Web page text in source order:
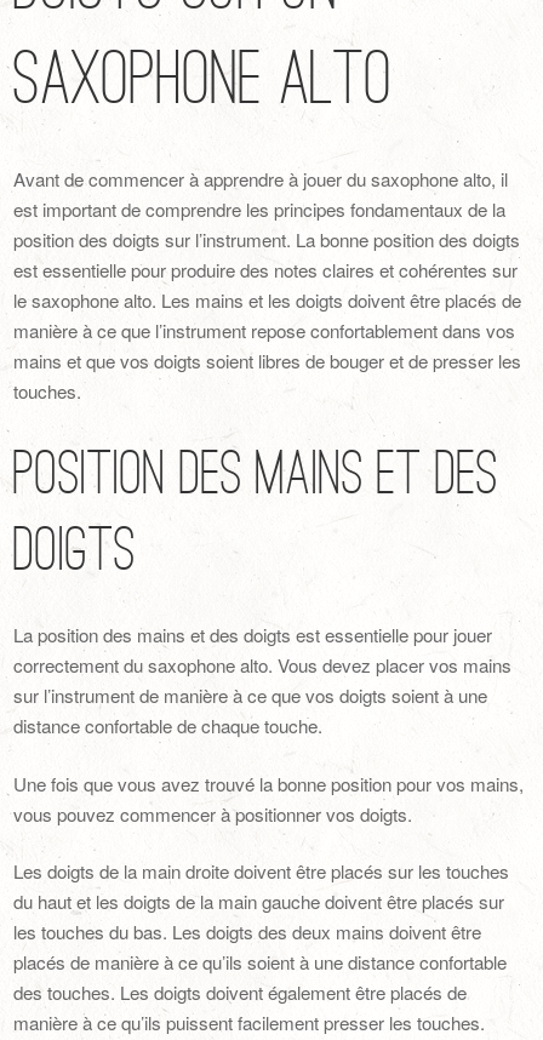
Saxophone Alto
Avant de commencer à apprendre à jouer du saxophone alto, il
est important de comprendre les principes fondamentaux de la
position des doigts sur l’instrument. La bonne position des doigts
est essentielle pour produire des notes claires et cohérentes sur
le saxophone alto. Les mains et les doigts doivent être placés de
manière à ce que l’instrument repose confortablement dans vos
mains et que vos doigts soient libres de bouger et de presser les
touches.
Position des Mains et des
Doigts
La position des mains et des doigts est essentielle pour jouer
correctement du saxophone alto. Vous devez placer vos mains
sur l’instrument de manière à ce que vos doigts soient à une
distance confortable de chaque touche.
Une fois que vous avez trouvé la bonne position pour vos mains,
vous pouvez commencer à positionner vos doigts.
Les doigts de la main droite doivent être placés sur les touches
du haut et les doigts de la main gauche doivent être placés sur
les touches du bas. Les doigts des deux mains doivent être
placés de manière à ce qu’ils soient à une distance confortable
des touches. Les doigts doivent également être placés de
manière à ce qu’ils puissent facilement presser les touches.